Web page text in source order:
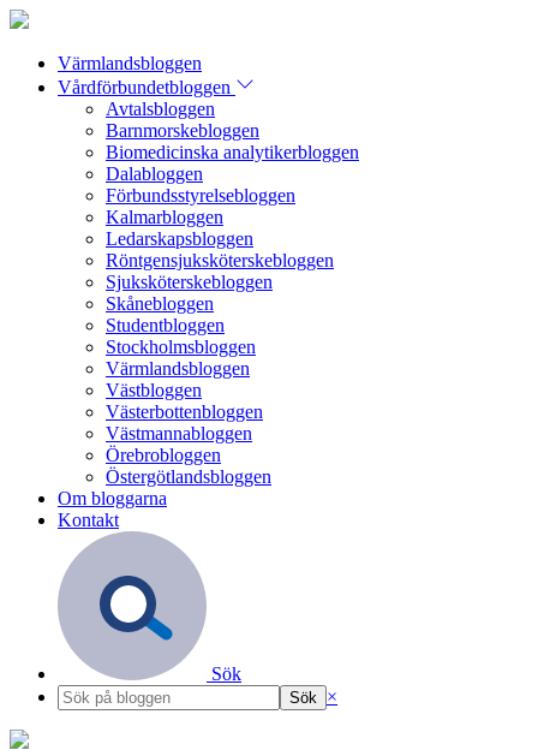
Värmlandsbloggen
Vårdförbundetbloggen
Avtalsbloggen
Barnmorskebloggen
Biomedicinska analytikerbloggen
Dalabloggen
Förbundsstyrelsebloggen
Kalmarbloggen
Ledarskapsbloggen
Röntgensjuksköterskebloggen
Sjuksköterskebloggen
Skånebloggen
Studentbloggen
Stockholmsbloggen
Värmlandsbloggen
Västbloggen
Västerbottenbloggen
Västmannabloggen
Örebrobloggen
Östergötlandsbloggen
Om bloggarna
Kontakt
Sök
×